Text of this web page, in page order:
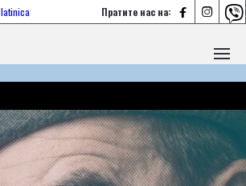
Пратите нас на:   
latinica